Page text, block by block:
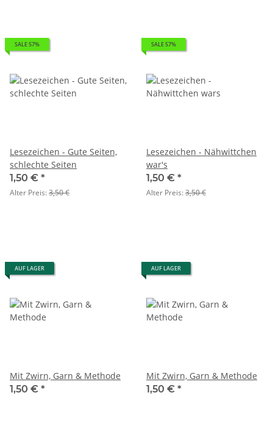
SALE 57%
Lesezeichen - Gute Seiten,
schlechte Seiten
1,50 € *
Alter Preis:3,50 €
SALE 57%
Lesezeichen - Nähwittchen
war's
1,50 € *
Alter Preis:3,50 €
AUF LAGER
Mit Zwirn, Garn & Methode
1,50 € *
AUF LAGER
Mit Zwirn, Garn & Methode
1,50 € *